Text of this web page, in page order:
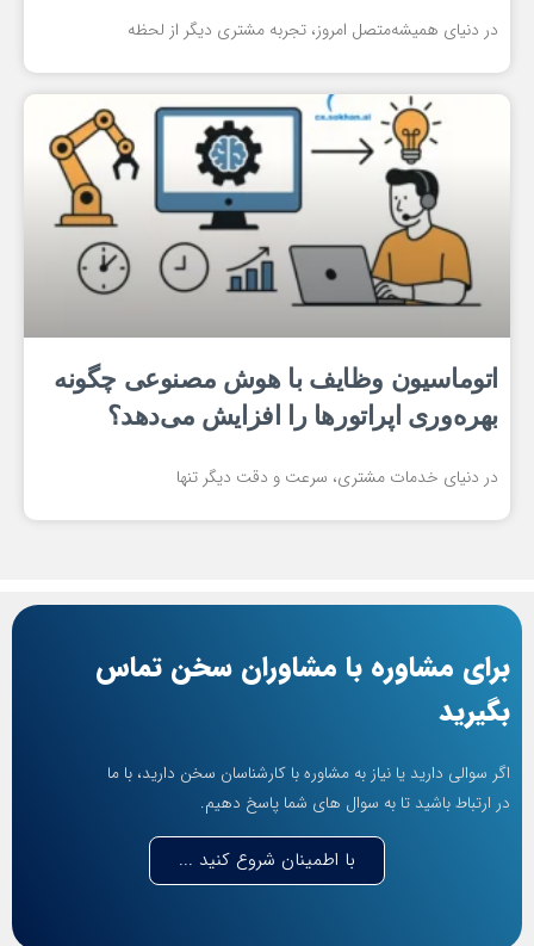
در دنیای همیشه‌متصل امروز، تجربه مشتری دیگر از لحظه
اتوماسیون وظایف با هوش مصنوعی چگونه
بهره‌وری اپراتورها را افزایش می‌دهد؟
در دنیای خدمات مشتری، سرعت و دقت دیگر تنها
برای مشاوره با مشاوران سخن تماس
بگیرید
اگر سوالی دارید یا نیاز به مشاوره با کارشناسان سخن دارید، با ما
در ارتباط باشید تا به سوال های شما پاسخ دهیم.
با اطمینان شروع کنید ...